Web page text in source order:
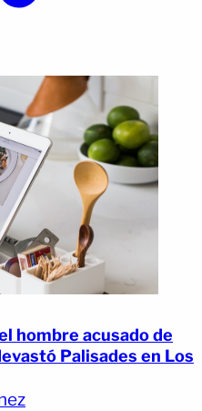
hombre acusado de
Palisades en Los